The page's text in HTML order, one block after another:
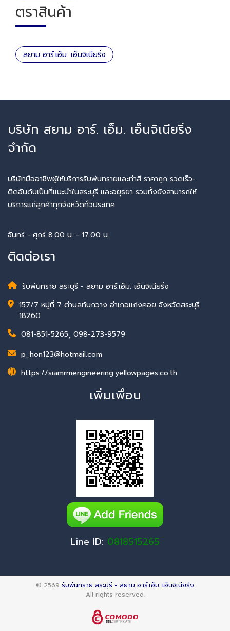
ตราสินค้า
สยาม อาร์.เอ็ม. เอ็นจิเนียริ่ง
บริษัท สยาม อาร์. เอ็ม. เอ็นจิเนียริ่ง
จำกัด
บริษัทมืออาชีพผู้ให้บริการรับพ่นทรายและทำสี ราคาถูก รวดเร็ว-
ติดอันดับเป็นที่แนะนำในสระบุรี และอยุธยา รวมทั้งยังสามารถให้
บริการแก่ลูกค้าทุกจังหวัดทั่วประเทศ
จันทร์ - ศุกร์ 8.00 น. - 17.00 น.
ติดต่อเรา
รับพ่นทราย สระบุรี - สยาม อาร์.เอ็ม. เอ็นจิเนียริ่ง
157/7 หมู่ที่ 7 ตำบลทับกวาง อำเภอแก่งคอย จังหวัดสระบุรี
18260
081-851-5265, 098-273-9579
p_hon123@hotmail.com
https://siamrmengineering.yellowpages.co.th
เพิ่มเพื่อน
Line ID: 0818515265
© 2569 รับพ่นทราย สระบุรี - สยาม อาร์.เอ็ม. เอ็นจิเนียริ่ง
All rights reserved.